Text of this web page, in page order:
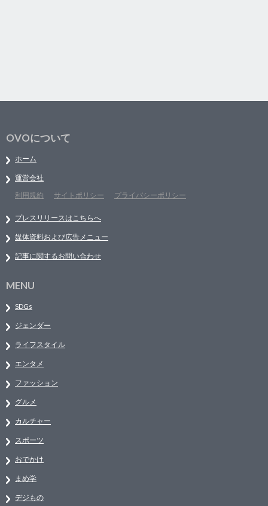
OVOについて
ホーム
運営会社
利用規約
サイトポリシー プライバシーポリシー
プレスリリースはこちらへ
媒体資料および広告メニュー
記事に関するお問い合わせ
MENU
SDGs
ジェンダー
ライフスタイル
エンタメ
ファッション
グルメ
カルチャー
スポーツ
おでかけ
まめ学
デジもの